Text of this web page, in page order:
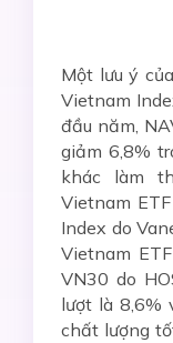
Một lưu ý
Vietnam
đầu năm,
giảm 6,8%
khác làm
Vietnam
Index do
Vietnam
VN30 do
lượt là 8,6%
chất lượng